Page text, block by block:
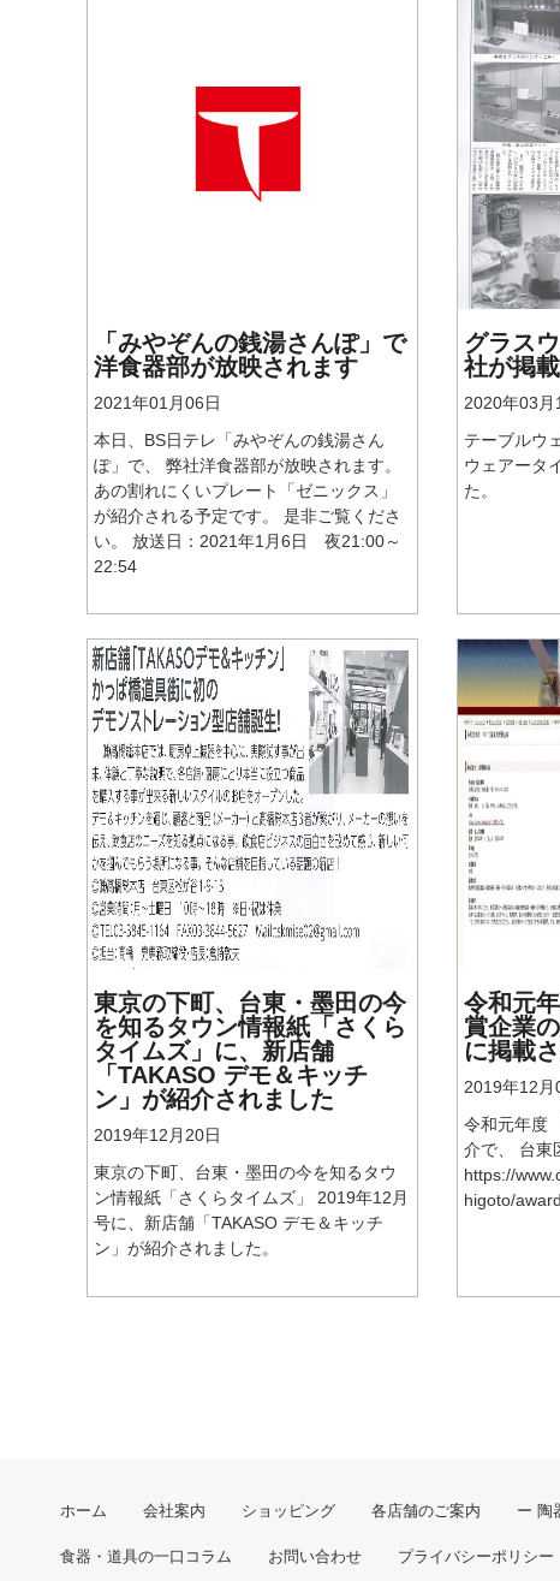
「みやぞんの銭湯さんぽ」で
洋食器部が放映されます
2021年01月06日
本日、BS日テレ「みやぞんの銭湯さん
ぽ」で、 弊社洋食器部が放映されます。
あの割れにくいプレート「ゼニックス」
が紹介される予定です。 是非ご覧くださ
い。 放送日：2021年1月6日 夜21:00～
22:54
グラス
社が掲
2020年03月
テーブルウ
ウェアータ
た。
東京の下町、台東・墨田の今
を知るタウン情報紙「さくら
タイムズ」に、新店舗
「TAKASO デモ＆キッチ
ン」が紹介されました
2019年12月20日
東京の下町、台東・墨田の今を知るタウ
ン情報紙「さくらタイムズ」 2019年12月
号に、新店舗「TAKASO デモ＆キッチ
ン」が紹介されました。
令和元
賞企業
に掲載
2019年12月
令和元年度
介で、 台東
https://
higoto/
ホーム 会社案内 ショッピング 各店舗のご案内 ー 陶
食器・道具の一口コラム お問い合わせ プライバシーポリシー